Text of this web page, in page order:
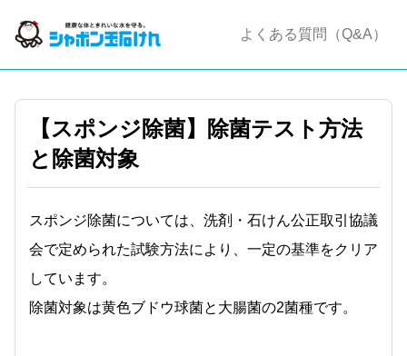
よくある質問（Q&A）
【スポンジ除菌】除菌テスト方法
と除菌対象
スポンジ除菌については、洗剤・石けん公正取引協議
会で定められた試験方法により、一定の基準をクリア
しています。
除菌対象は黄色ブドウ球菌と大腸菌の2菌種です。